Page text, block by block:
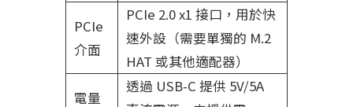
PCIe
介面
PCIe 2.0 x1 接口，用於快
速外設（需要單獨的 M.2
HAT 或其他適配器）
電量
透過 USB-C 提供 5V/5A